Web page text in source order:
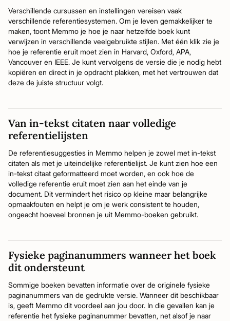
Verschillende cursussen en instellingen vereisen vaak
verschillende referentiesystemen. Om je leven gemakkelijker te
maken, toont Memmo je hoe je naar hetzelfde boek kunt
verwijzen in verschillende veelgebruikte stijlen. Met één klik zie je
hoe je referentie eruit moet zien in Harvard, Oxford, APA,
Vancouver en IEEE. Je kunt vervolgens de versie die je nodig hebt
kopiëren en direct in je opdracht plakken, met het vertrouwen dat
deze de juiste structuur volgt.
Van in-tekst citaten naar volledige
referentielijsten
De referentiesuggesties in Memmo helpen je zowel met in-tekst
citaten als met je uiteindelijke referentielijst. Je kunt zien hoe een
in-tekst citaat geformatteerd moet worden, en ook hoe de
volledige referentie eruit moet zien aan het einde van je
document. Dit vermindert het risico op kleine maar belangrijke
opmaakfouten en helpt je om je werk consistent te houden,
ongeacht hoeveel bronnen je uit Memmo-boeken gebruikt.
Fysieke paginanummers wanneer het boek
dit ondersteunt
Sommige boeken bevatten informatie over de originele fysieke
paginanummers van de gedrukte versie. Wanneer dit beschikbaar
is, geeft Memmo dit voordeel aan jou door. In die gevallen kan je
referentie het fysieke paginanummer bevatten, net alsof je naar